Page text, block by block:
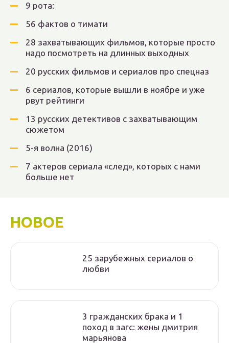
9 рота:
56 фактов о тимати
28 захватывающих фильмов, которые просто
надо посмотреть на длинных выходных
20 русских фильмов и сериалов про спецназ
6 сериалов, которые вышли в ноябре и уже
рвут рейтинги
13 русских детективов с захватывающим
сюжетом
5-я волна (2016)
7 актеров сериала «след», которых с нами
больше нет
НОВОЕ
25 зарубежных сериалов о
любви
3 гражданских брака и 1
поход в загс: жены дмитрия
марьянова